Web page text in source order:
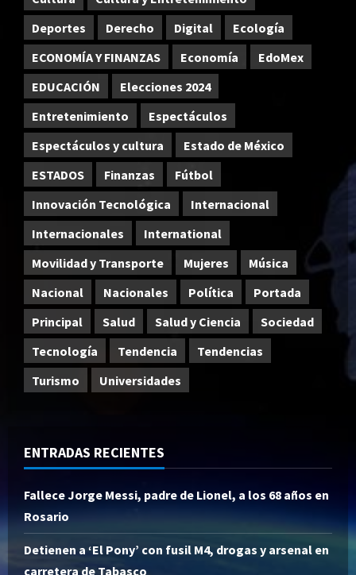
Deportes
Derecho Digital
Ecología
ECONOMÍA Y FINANZAS
Economía
EdoMex
EDUCACIÓN
Elecciones 2024
Entretenimiento
Espectáculos
Espectáculos y cultura
Estado de México
ESTADOS
Finanzas
Fútbol
Innovación Tecnológica
Internacional
Internacionales
International
Movilidad y Transporte
Mujeres
Música
Nacional
Nacionales Política
Portada
Principal
Salud Salud y Ciencia
Sociedad
Tecnología
Tendencia
Tendencias
Turismo
Universidades
ENTRADAS RECIENTES
Fallece Jorge Messi, padre de Lionel, a los 68 años en
Rosario
Detienen a ‘El Pony’ con fusil M4, drogas y arsenal en
carretera de Tabasco